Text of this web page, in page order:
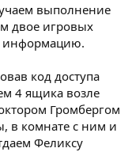
выполнение
двое игровых
информацию.
код доступа
4 ящика возле
Громбергом
в комнате с ним и
Феликсу